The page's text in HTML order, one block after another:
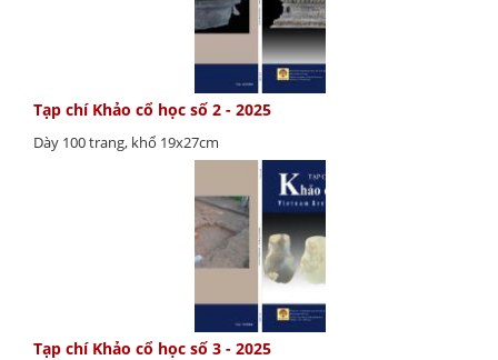
Tạp chí Khảo cổ học số 2 - 2025
Dày 100 trang, khổ 19x27cm
Tạp chí Khảo cổ học số 3 - 2025